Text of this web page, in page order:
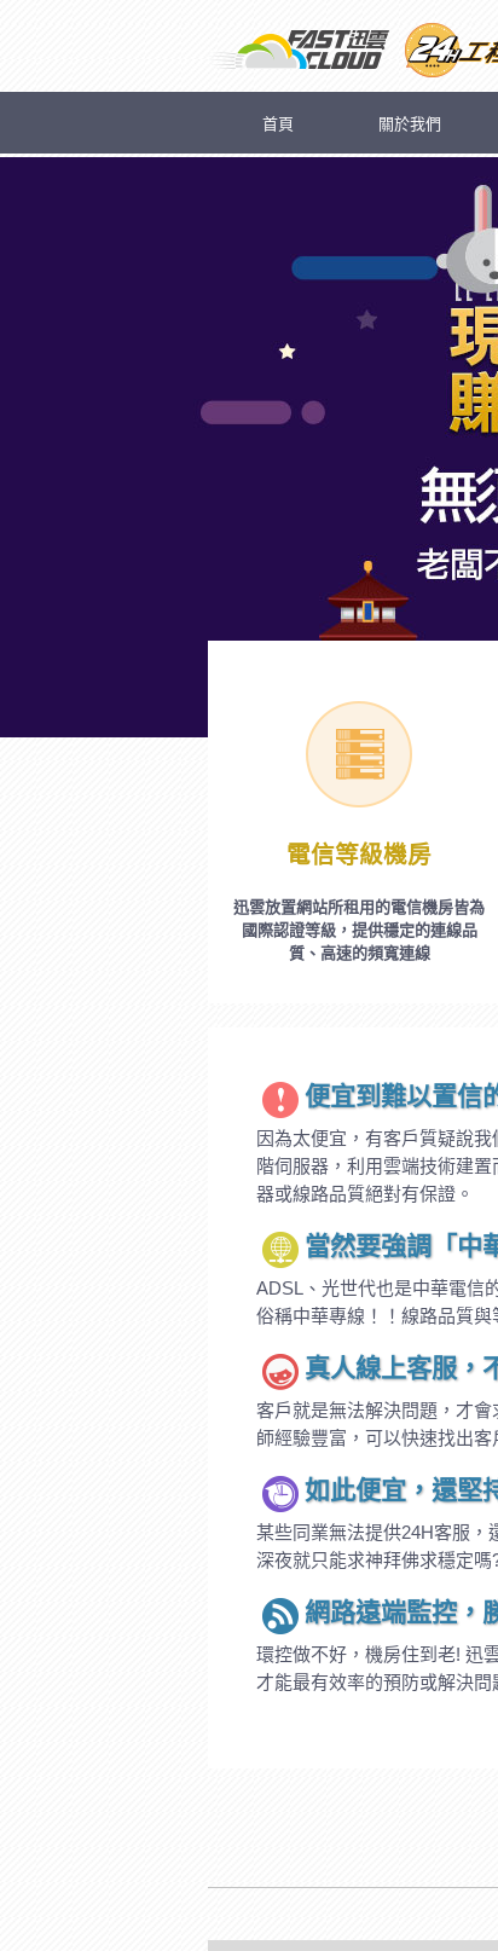
首頁 關於我們
電信等級機房
迅雲放置網站所租用的電信機房皆為
國際認證等級，提供穩定的連線品
質、高速的頻寬連線
便宜到難以置信
因為太便宜，有客戶質疑說
階伺服器，利用雲端技術建
器或線路品質絕對有保證。
當然要強調「中
ADSL、光世代也是中華電信
俗稱中華專線！！線路品質
真人線上客服，
客戶就是無法解決問題，才
師經驗豐富，可以快速找出
如此便宜，還堅
某些同業無法提供24H客服，
深夜就只能求神拜佛求穩定嗎
網路遠端監控，
環控做不好，機房住到老! 迅
才能最有效率的預防或解決